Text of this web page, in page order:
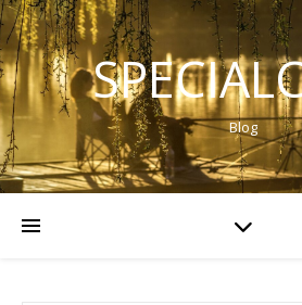
Blog